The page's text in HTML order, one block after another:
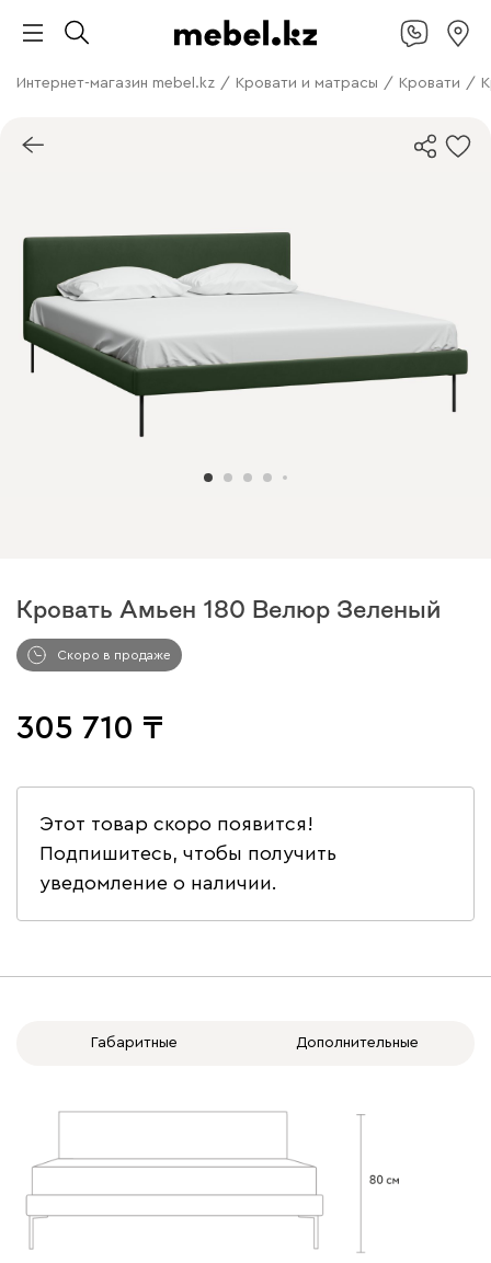
Интернет-магазин mebel.kz / Кровати и матрасы / Кровати /
Кровать Амьен 180 Велюр Зеленый
Скоро в продаже
305 710
Этот товар скоро появится!
Подпишитесь, чтобы получить
уведомление о наличии.
Габаритные Дополнительные